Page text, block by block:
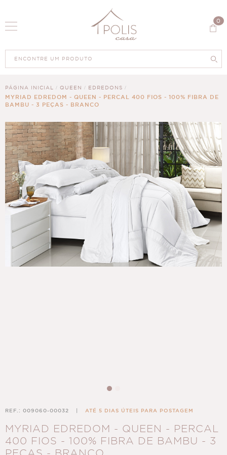
0
PÁGINA INICIAL QUEEN EDREDONS
MYRIAD EDREDOM - QUEEN - PERCAL 400 FIOS - 100% FIBRA DE
BAMBU - 3 PEÇAS - BRANCO
REF.: 009060-00032 ATÉ 5 DIAS ÚTEIS PARA POSTAGEM
MYRIAD EDREDOM - QUEEN - PERCAL
400 FIOS - 100% FIBRA DE BAMBU - 3